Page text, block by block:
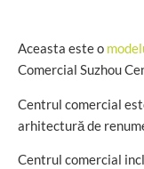
Aceasta este o
Comercial Suzhou
Centrul comercial
arhitectură de
Centrul comercial